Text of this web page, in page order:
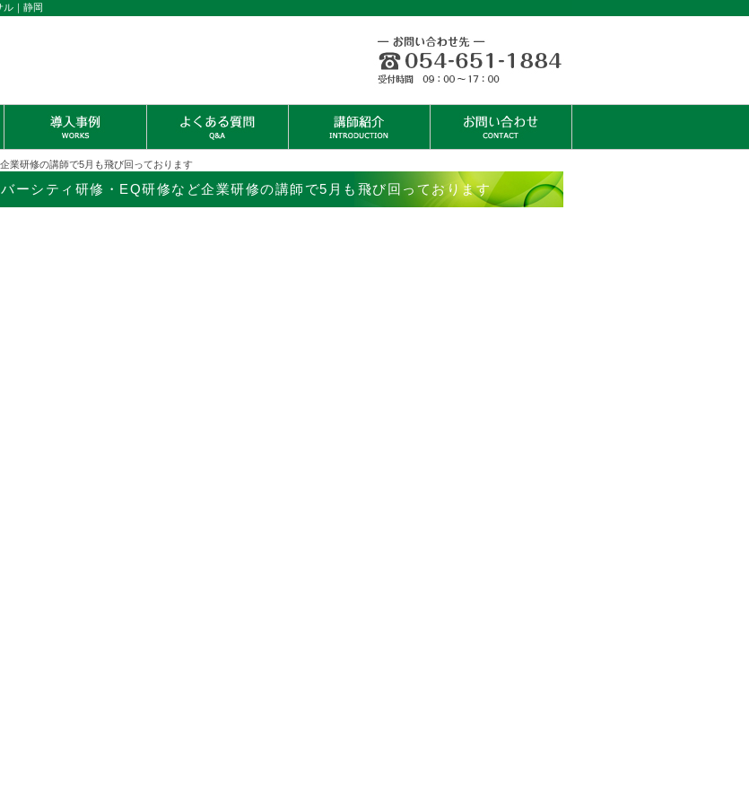
ル｜静岡
業研修の講師で5月も飛び回っております
バーシティ研修・EQ研修など企業研修の講師で5月も飛び回っております